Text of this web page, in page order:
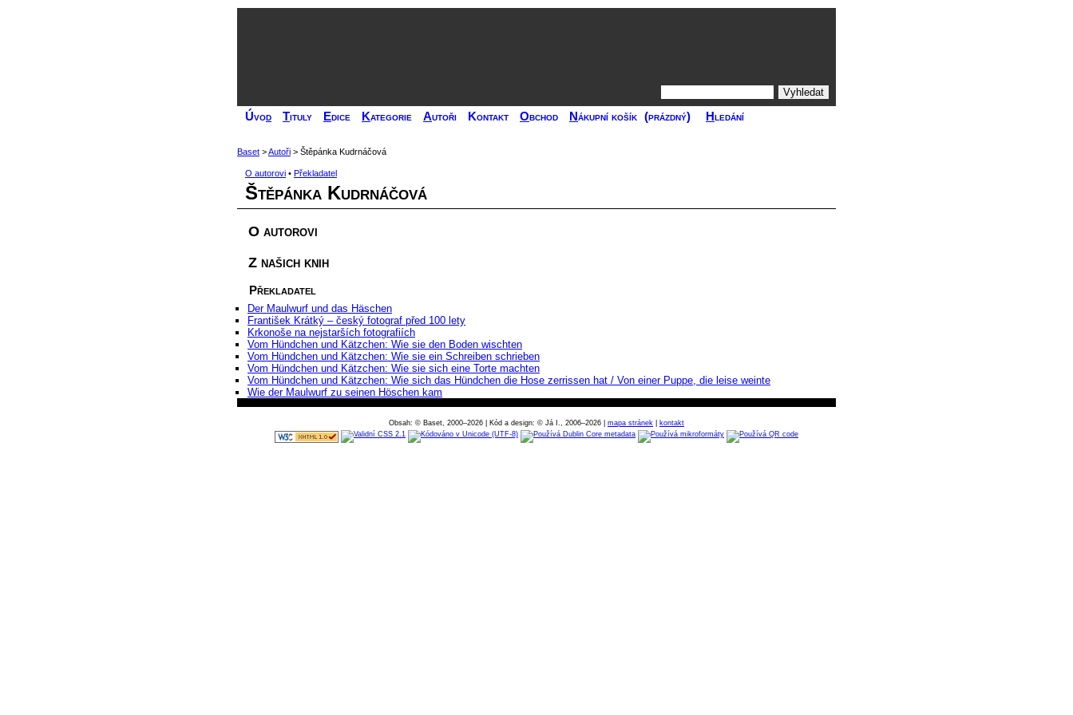
Úvod Tituly Edice Kategorie Autoři Kontakt Obchod Nákupní košík (prázdný) Hledání
Baset >Autoři > Štěpánka Kudrnáčová
O autorovi • Překladatel
Štěpánka Kudrnáčová
O autorovi
Z našich knih
Překladatel
Der Maulwurf und das Häschen
František Krátký – český fotograf před 100 lety
Krkonoše na nejstarších fotografiích
Vom Hündchen und Kätzchen: Wie sie den Boden wischten
Vom Hündchen und Kätzchen: Wie sie ein Schreiben schrieben
Vom Hündchen und Kätzchen: Wie sie sich eine Torte machten
Vom Hündchen und Kätzchen: Wie sich das Hündchen die Hose zerrissen hat / Von einer Puppe, die leise weinte
Wie der Maulwurf zu seinen Höschen kam
Obsah: © Baset, 2000–2026 | Kód a design: © Já I., 2006–2026 | mapa stránek kontakt